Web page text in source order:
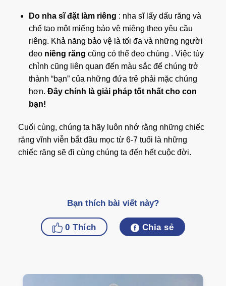
Do nha sĩ đặt làm riêng : nha sĩ lấy dấu răng và
chế tạo một miếng bảo vệ miệng theo yêu cầu
riêng. Khả năng bảo vệ là tối đa và những người
đeo niềng răng cũng có thể đeo chúng . Việc tùy
chỉnh cũng liên quan đến màu sắc để chúng trở
thành “bạn” của những đứa trẻ phải mặc chúng
hơn. Đây chính là giải pháp tốt nhất cho con
bạn!
Cuối cùng, chúng ta hãy luôn nhớ rằng những chiếc
răng vĩnh viễn bắt đầu mọc từ 6-7 tuổi là những
chiếc răng sẽ đi cùng chúng ta đến hết cuộc đời.
Bạn thích bài viết này?
0Thích Chia sẻ